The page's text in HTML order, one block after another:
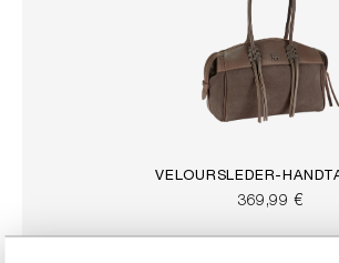
VELOURSLEDER-
369,99 €